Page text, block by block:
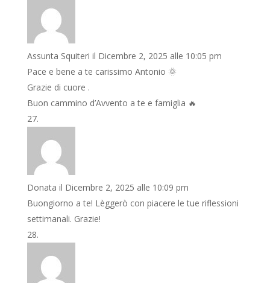
Assunta Squiteri il Dicembre 2, 2025 alle 10:05 pm
Pace e bene a te carissimo Antonio 🌞
Grazie di cuore .
Buon cammino d’Avvento a te e famiglia 🔥
Donata il Dicembre 2, 2025 alle 10:09 pm
Buongiorno a te! Lèggerò con piacere le tue riflessioni
settimanali. Grazie!